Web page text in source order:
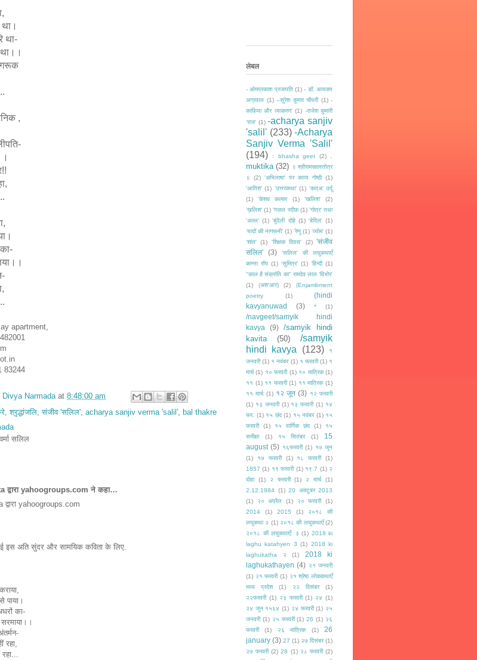
था।
था-
था।।
,
apartment,
83244
Divya Narmada at 8:48:00 am
,श्रृद्धांजलि ,संजीव 'सलिल' acharya sanjiv verma 'salil' bal thakre
सलिल
द्वारा yahoogroups.com ने कहा…
yahoogroups.com
इस अति सुंदर और सामयिक कविता के लिए.
पाया।
का-
रहा,
रहा...
लेबल
- ओमप्रकाश प्रजापति (1) - डॉ. अव्यक्त
अग्रवाल (1) --सुरेश कुमार चौधरी (1) -
काफ़िया और व्याकरण' (1) -राजेश कुमारी
‘राज‘ (1) -acharya sanjiv
'salil' (233) -Acharya
Sanjiv Verma 'Salil'
(194)
: bhasha geet (2)
muktika (32)
॥ श्रीरामरक्षास्तोत्र
॥
(2) 'अभिलाषा' पर काव्य गोष्ठी (1)
'आतिश' (1) 'उत्तरकथा' (1) 'कत्अ' उर्दू
(1)
'केशव कल्चर (1) 'खलिश'
(2)
’ख़लिश' (1) 'गज़ल रदीफ़ (1) 'गोत्र' तथा
'अल्ल' (1) 'बुंदेली दोहे (1) 'बेदिल' (1)
‘यादों की नागफनी’ (1) 'रेणु (1) 'व्योम' (1)
'शांत' (1) 'शिक्षक दिवस' (2) 'संजीव
सलिल'
(3)
'सलिल' की लघुकथाएँ
कान्ता रॉय (1) 'सुमित्र' (1) ‘हिन्दी (1)
"काल है संक्रांति का" रामदेव लाल 'विभोर'
(1)
(अश'आर) (2)
(Enjambment
poetry
(1)
(hindi
kavyanuwad
(3) * (1)
/navgeet/samyik hindi
kavya
(9)
/samyik hindi
kavita
(50)
/samyik
hindi kavya
(123)
१
जनवरी (1) १ नवंबर (1) १ फरवरी (1) १
मार्च (1) १० फरवरी (1) १० मात्रिक (1)
११ (1) ११ फरवरी (1) ११ मात्रिक (1)
११ मार्च (1) १२ जून (3) १२ फरवरी
(1) १३ जनवरी (1) १३ फरवरी (1) १४
फर. (1) १५ छंद (1) १५ नवंबर (1) १५
फरवरी
(1) १५ वार्णिक छंद (1)
१५
समीक्षा
(1) १५ सितंबर (1)
15
august (5) १६फरवरी (1) १७ जून
(1)
१७ फरवरी (1) १८ फरवरी
(1)
1857 (1) १९ फरवरी (1) १९.7 (1) २
दोहा
(1) २ फरवरी (1) २ मार्च
(1)
2.12.1984 (1) 20 अक्टूबर 2013
(1)
२० अप्रैल (1) २० फरवरी
(1)
2014
(1) 2015 (1)
२०१८ की
लघुकथा २ (1) २०१८ की लघुकथाएँ (2)
२०१८ की लघुकथाएँ: ३ (1) 2018 ki
laghu katahyen 3 (1) 2018 ki
laghukatha २
(1)
2018 ki
laghukathayen (4) २१ जनवरी
(1) २१ फरवरी (1) २१ श्रेष्ठ लोककथाएँ
मध्य प्रदेश
(1) २२ दिसंबर
(1)
२२फरवरी (1) २३ फरवरी (1) २४ (1)
२४ जून १५६४ (1) २४ फरवरी (1) २५
जनवरी (1) २५ फरवरी (1) 26 (1) २६
फरवरी
(1) २६ मात्रिक (1)
26
january (3) 27 (1) २७ दिसंबर (1)
२७ फरवरी (2) 28 (1) २८ फरवरी (2)